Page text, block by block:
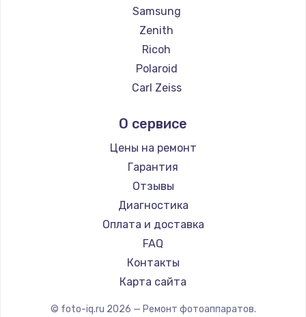
Замена температурного датчика
2500 руб.
Замена электроконфорки
Заказать
Техобслуживание
900 руб.
Заказать
Установка / подключение / демонтаж
1300 руб.
Заказать
Samsung
Zenith
Ricoh
Polaroid
Carl Zeiss
LUMIX
Kodak
О сервисе
Цены на ремонт
Гарантия
Отзывы
Диагностика
Оплата и доставка
FAQ
Контакты
Карта сайта
© foto-iq.ru 2026 — Ремонт фотоаппаратов.